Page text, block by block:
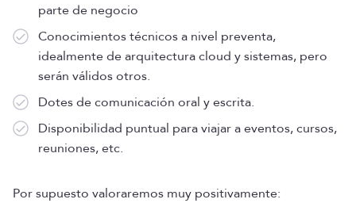
parte de negocio
Conocimientos técnicos a nivel preventa,
idealmente de arquitectura cloud y sistemas, pero
serán válidos otros.
Dotes de comunicación oral y escrita.
Disponibilidad puntual para viajar a eventos, cursos,
reuniones, etc.
Por supuesto valoraremos muy positivamente: